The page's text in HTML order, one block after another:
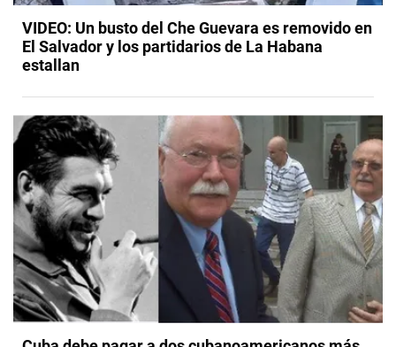
VIDEO: Un busto del Che Guevara es removido en
El Salvador y los partidarios de La Habana
estallan